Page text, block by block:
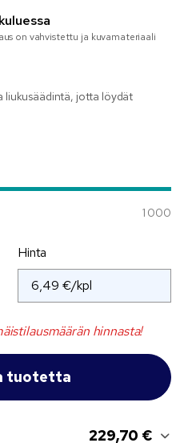
on vahvistettu ja kuvamateriaali
liukusäädintä, jotta löydät
1 000
Hinta
hinnasta!
229,70 €